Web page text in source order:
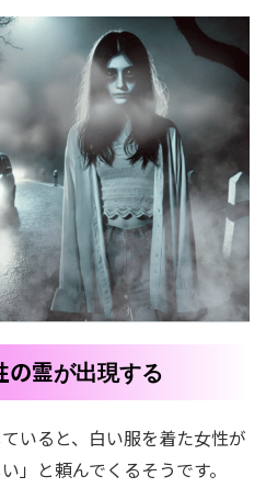
の霊が出現する
いると、白い服を着た女性が
」と頼んでくるそうです。